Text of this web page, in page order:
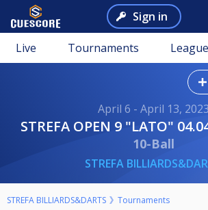
Sign in
Live Tournaments
April 6 - April 13, 2023
STREFA OPEN 9 "LATO"
10-Ball
STREFA
STREFA BILLIARDS&DARTS Tournaments